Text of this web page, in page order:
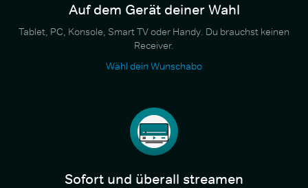
Auf dem Gerät deiner Wahl
Tablet, PC, Konsole, Smart TV oder Handy. Du brauchst keinen
Receiver.
Wähl dein Wunschabo
Sofort und überall streamen